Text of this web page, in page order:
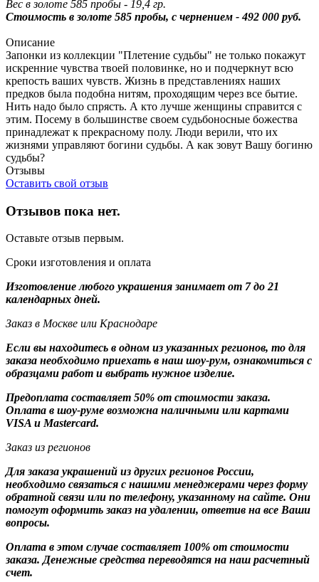
Вес в золоте 585 пробы - 19,4 гр.
Стоимость в золоте 585 пробы, с чернением - 492 000 руб.
Описание
Запонки из коллекции "Плетение судьбы" не только покажут
искренние чувства твоей половинке, но и подчеркнут всю
крепость ваших чувств. Жизнь в представлениях наших
предков была подобна нитям, проходящим через все бытие.
Нить надо было спрясть. А кто лучше женщины справится с
этим. Посему в большинстве своем судьбоносные божества
принадлежат к прекрасному полу. Люди верили, что их
жизнями управляют богини судьбы. А как зовут Вашу богиню
судьбы?
Отзывы
Оставить свой отзыв
Отзывов пока нет.
Оставьте отзыв первым.
Сроки изготовления и оплата
Изготовление любого украшения занимает от 7 до 21
календарных дней.
Заказ в Москве или Краснодаре
Если вы находитесь в одном из указанных регионов, то для
заказа необходимо приехать в наш шоу-рум, ознакомиться с
образцами работ и выбрать нужное изделие.
Предоплата составляет 50% от стоимости заказа.
Оплата в шоу-руме возможна наличными или картами
VISA и Mastercard.
Заказ из регионов
Для заказа украшений из других регионов России,
необходимо связаться с нашими менеджерами через форму
обратной связи или по телефону, указанному на сайте. Они
помогут оформить заказ на удалении, ответив на все Ваши
вопросы.
Оплата в этом случае составляет 100% от стоимости
заказа. Денежные средства переводятся на наш расчетный
счет.